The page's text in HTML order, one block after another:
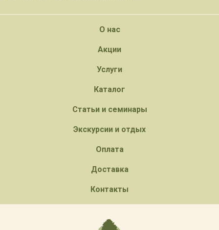
О нас
Акции
Услуги
Каталог
Статьи и семинары
Экскурсии и отдых
Оплата
Доставка
Контакты